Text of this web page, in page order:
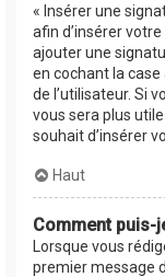
« Insérer une
afin d’insérer
ajouter une
en cochant la
de l’utilisateur. Si
vous sera plus
souhait d’insérer
Haut
Comment puis-
Lorsque vous
premier message